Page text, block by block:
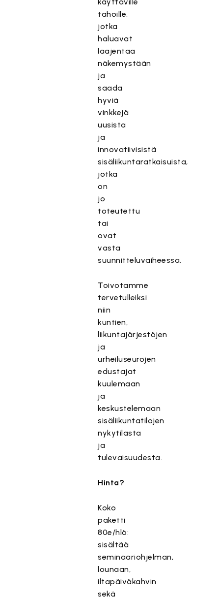
tahoille,
jotka
haluavat
laajentaa
näkemystään
ja
saada
hyviä
vinkkejä
uusista
ja
innovatiivisistä
sisäliikuntaratkaisuista,
jotka
on
jo
toteutettu
tai
ovat
vasta
suunnitteluvaiheessa.
Toivotamme
tervetulleiksi
niin
kuntien,
liikuntajärjestöjen
ja
urheiluseurojen
edustajat
kuulemaan
ja
keskustelemaan
sisäliikuntatilojen
nykytilasta
ja
tulevaisuudesta.
Hinta?
Koko
paketti
80e/hlö:
sisältää
seminaariohjelman,
lounaan,
iltapäiväkahvin
sekä